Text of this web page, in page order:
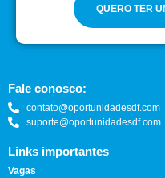
QUERO TER
Fale conosco:
contato@oportunidadesdf.com
suporte@oportunidadesdf.com
Links importantes
Vagas